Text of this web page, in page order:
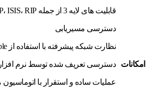
امکانات
دسترسی مسیریابی
نظارت شبکه پیشرفته با استفاده از NetFlow Full Flexible
دسترسی تعریف شده توسط نرم
عملیات ساده و استقرار با